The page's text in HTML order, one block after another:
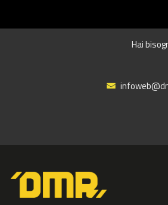
SUMMER
Hai
ASSORBIMENTO E CONTENIMENTO